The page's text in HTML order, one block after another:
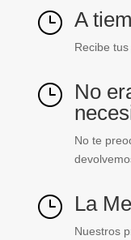
} A
Recibe
} No
No te
} La
Nuestros